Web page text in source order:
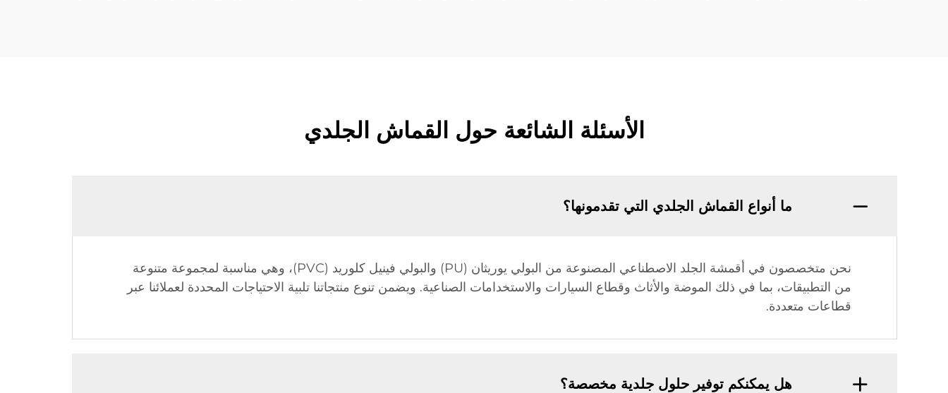
الأسئلة الشائعة حول القماش الجلدي
ما أنواع القماش الجلدي التي تقدمونها؟
نحن متخصصون في أقمشة الجلد الاصطناعي المصنوعة من البولي يوريثان (PU) والبولي فينيل كلوريد (PVC)، وهي مناسبة لمجموعة متنوعة
من التطبيقات، بما في ذلك الموضة والأثاث وقطاع السيارات والاستخدامات الصناعية. ويضمن تنوع منتجاتنا تلبية الاحتياجات المحددة لعملائنا عبر
قطاعات متعددة.
هل يمكنكم توفير حلول جلدية مخصصة؟